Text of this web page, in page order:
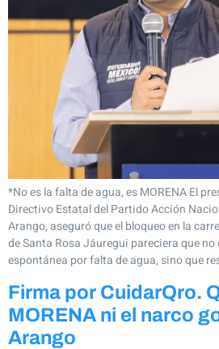
*No es la falta de agua, es MORENA El
Directivo Estatal del Partido Acción
Arango, aseguró que el bloqueo en la
de Santa Rosa Jáuregui pareciera que
espontánea por falta de agua, sino que
Firma por CuidarQro.
MORENA ni el narco
Arango